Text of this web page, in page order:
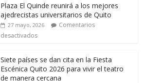
Plaza El Quinde reunirá a los mejores
ajedrecistas universitarios de Quito
27 mayo, 2026
Comentarios
desactivados
Siete países se dan cita en la Fiesta
Escénica Quito 2026 para vivir el teatro
de manera cercana